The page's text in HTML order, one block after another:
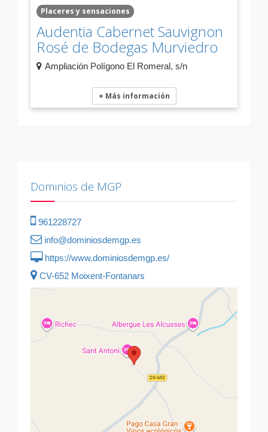
Placeres y sensaciones
Audentia Cabernet Sauvignon
Rosé de Bodegas Murviedro
Ampliación Polígono El Romeral, s/n
+ Más información
Dominios de MGP
961228727
info@dominiosdemgp.es
https://www.dominiosdemgp.es/
CV-652 Moixent-Fontanars